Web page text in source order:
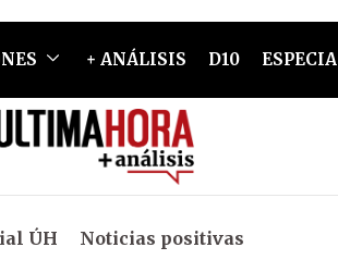
+ ANÁLISIS D10
ÚH Noticias positivas